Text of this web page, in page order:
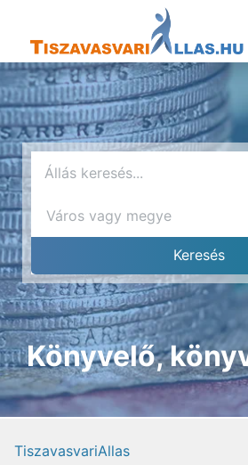
Könyvelő,
TiszavasvariAllas